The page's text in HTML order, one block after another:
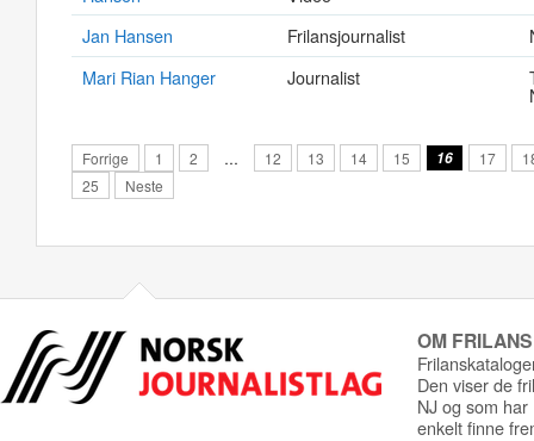
Jan Hansen Frilansjournalist
Mari Rian Hanger
Journalist
Forrige 1 2 … 12 13 14 15 16 17
25
Neste
OM
Den viser de
NJ og som
enkelt finne